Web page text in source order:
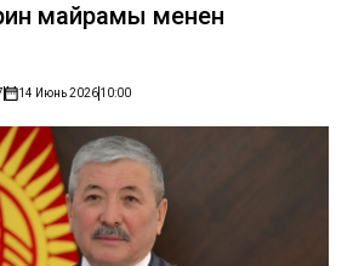
майрамы менен
14 Июнь 202610:00